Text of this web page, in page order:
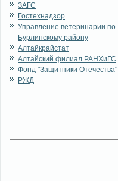
ЗАГС
Гостехнадзор
Управление ветеринарии по
Бурлинскому району
Алтайкрайстат
Алтайский филиал РАНХиГС
Фонд "Защитники Отечества"
РЖД